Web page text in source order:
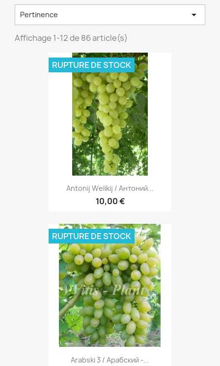
Pertinence 
Affichage 1-12 de 86 article(s)
Antonij Welikij / Антоний...
10,00 €
RUPTURE DE STOCK
Arabski 3 / Арабский -...
RUPTURE DE STOCK